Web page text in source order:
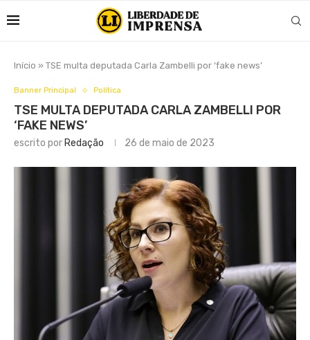
Início » TSE multa deputada Carla Zambelli por ‘fake news’
Banner Principal Política
TSE MULTA DEPUTADA CARLA ZAMBELLI POR
‘FAKE NEWS’
escrito por Redação 26 de maio de 2023